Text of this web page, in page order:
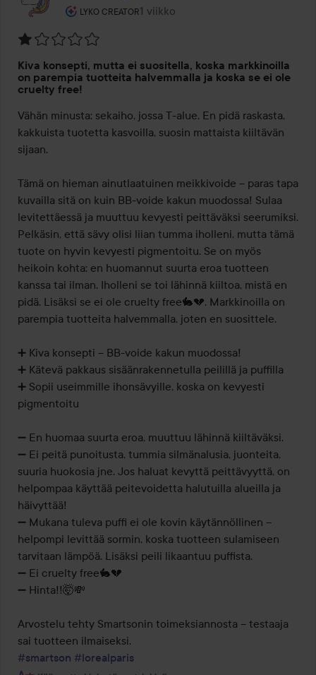
LYKO CREATOR
Käyttäjän rooli: Lyko Creator.
1 viikko
Viesti luotiin 1 viikko
1
/
Kiva konsepti, mutta ei suositella, koska markkinoilla
on parempia tuotteita halvemmalla ja koska se ei ole
cruelty free!
Vähän minusta: sekaiho, jossa T-alue. En pidä raskasta,
kakkuista tuotetta kasvoilla, suosin mattaista kiiltävän
sijaan.
Tämä on hieman ainutlaatuinen meikkivoide – paras tapa
kuvailla sitä on kuin BB-voide kakun muodossa! Sulaa
levitettäessä ja muuttuu kevyesti peittäväksi seerumiksi.
Pelkäsin, että sävy olisi liian tumma iholleni, mutta tämä
tuote on hyvin kevyesti pigmentoitu. Se on myös
heikoin kohta: en huomannut suurta eroa tuotteen
kanssa tai ilman. Iholleni se toi lähinnä kiiltoa, mistä en
pidä. Lisäksi se ei ole cruelty free🐇💔. Markkinoilla on
parempia tuotteita halvemmalla, joten en suosittele.
➕️ Kiva konsepti – BB-voide kakun muodossa!
➕️ Kätevä pakkaus sisäänrakennetulla peilillä ja puffilla
➕️ Sopii useimmille ihonsävyille, koska on kevyesti
pigmentoitu
➖️ En huomaa suurta eroa, muuttuu lähinnä kiiltäväksi.
➖️ Ei peitä punoitusta, tummia silmänalusia, juonteita,
suuria huokosia jne. Jos haluat kevyttä peittävyyttä, on
helpompaa käyttää peitevoidetta halutuilla alueilla ja
häivyttää!
➖️ Mukana tuleva puffi ei ole kovin käytännöllinen –
helpompi levittää sormin, koska tuotteen sulamiseen
tarvitaan lämpöä. Lisäksi peili likaantuu puffista.
➖️ Ei cruelty free🐇💔
➖️ Hinta!!🤯💸
Arvostelu tehty Smartsonin toimeksiannosta – testaaja
#smartson #lorealparis